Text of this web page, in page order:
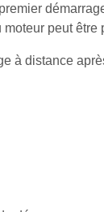
peut
à distance